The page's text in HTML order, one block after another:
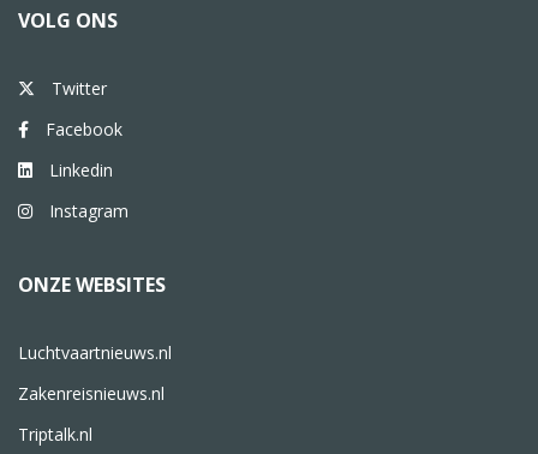
VOLG ONS
Twitter
Facebook
Linkedin
Instagram
ONZE WEBSITES
Luchtvaartnieuws.nl
Zakenreisnieuws.nl
Triptalk.nl